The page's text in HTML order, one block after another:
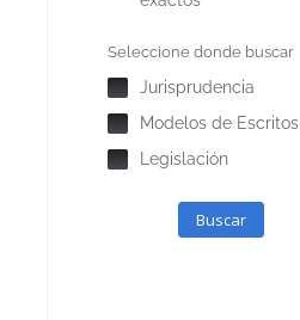
Seleccione donde buscar
Jurisprudencia
Modelos de Escritos
Legislación
Buscar